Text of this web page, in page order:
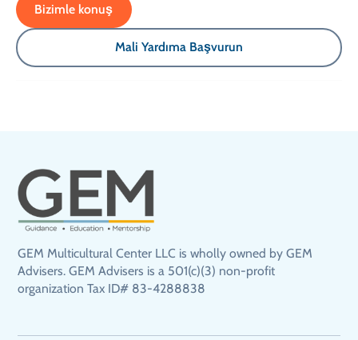
Bizimle konuş
Mali Yardıma Başvurun
GEM Multicultural Center LLC is wholly owned by GEM
Advisers. GEM Advisers is a 501(c)(3) non-profit
organization Tax ID# 83-4288838